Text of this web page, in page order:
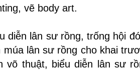
vẽ body art.
diễn lân sư rồng, trống hội
lân sư rồng cho khai
võ thuật, biểu diễn lân sư
Lưu ý khi tham dự Hội chợ
thủ công mỹ nghệ